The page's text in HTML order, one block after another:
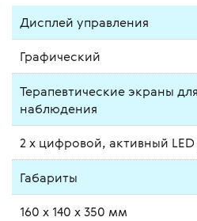
Дисплей управления
Графический
Терапевтические экраны
наблюдения
2 x цифровой, активный
Габариты
160 x 140 x 350 мм